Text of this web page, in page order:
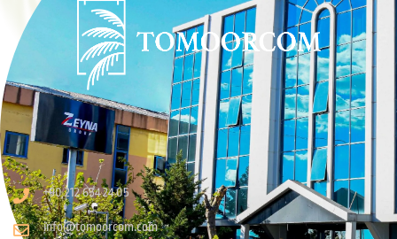
+90 212 654 24 05
info@tomoorcom.com